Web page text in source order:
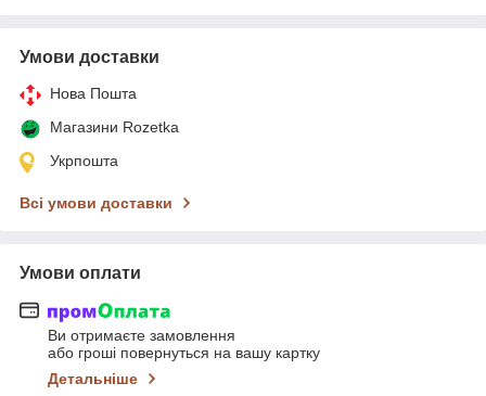
Умови доставки
Нова Пошта
Магазини Rozetka
Укрпошта
Всі умови доставки
Умови оплати
Ви отримаєте замовлення
або гроші повернуться на вашу картку
Детальніше